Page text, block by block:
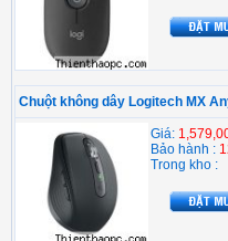
Chuột không dây Logitech MX
Giá:
Bảo hành :
Trong kho :